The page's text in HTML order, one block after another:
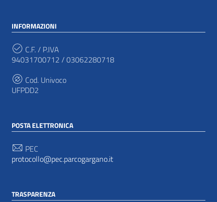
INFORMAZIONI
C.F. / P.IVA
94031700712 / 03062280718
Cod. Univoco
UFPDD2
POSTA ELETTRONICA
PEC
protocollo@pec.parcogargano.it
TRASPARENZA